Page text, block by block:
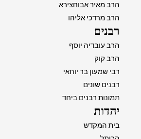
הרב מאיר אבוחצירא
הרב מרדכי אליהו
רבנים
הרב עובדיה יוסף
הרב קוק
רבי שמעון בר יוחאי
רבנים שונים
תמונות רבנים ביחד
יהדות
בית המקדש